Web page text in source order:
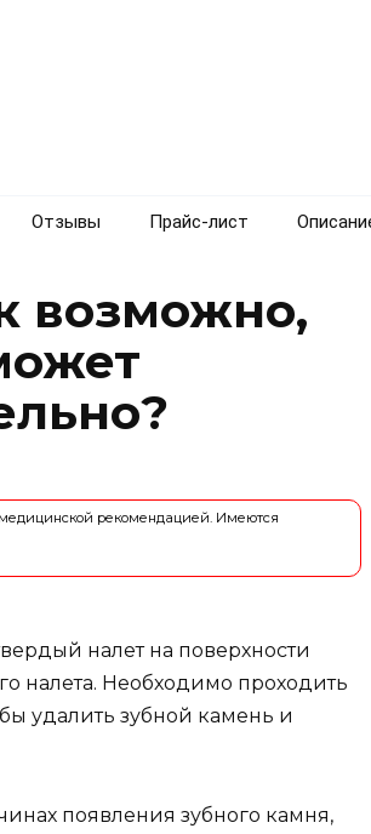
Отзывы Прайс-лист
возможно,
рекомендацией. Имеются
налет на поверхности
налета. Необходимо проходить
удалить зубной камень и
появления зубного камня,